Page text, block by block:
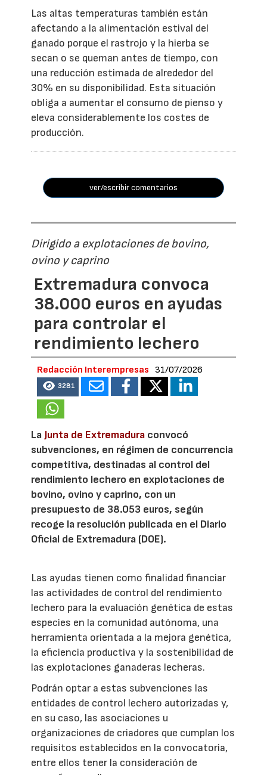
Las altas temperaturas también están
afectando a la alimentación estival del
ganado porque el rastrojo y la hierba se
secan o se queman antes de tiempo, con
una reducción estimada de alrededor del
30% en su disponibilidad. Esta situación
obliga a aumentar el consumo de pienso y
eleva considerablemente los costes de
producción.
ver/escribir comentarios
Dirigido a explotaciones de bovino,
ovino y caprino
Extremadura convoca
38.000 euros en ayudas
para controlar el
rendimiento lechero
Redacción Interempresas 31/07/2026
3281
La Junta de Extremadura convocó
subvenciones, en régimen de concurrencia
competitiva, destinadas al control del
rendimiento lechero en explotaciones de
bovino, ovino y caprino, con un
presupuesto de 38.053 euros, según
recoge la resolución publicada en el Diario
Oficial de Extremadura (DOE).
Las ayudas tienen como finalidad financiar
las actividades de control del rendimiento
lechero para la evaluación genética de estas
especies en la comunidad autónoma, una
herramienta orientada a la mejora genética,
la eficiencia productiva y la sostenibilidad de
las explotaciones ganaderas lecheras.
Podrán optar a estas subvenciones las
entidades de control lechero autorizadas y,
en su caso, las asociaciones u
organizaciones de criadores que cumplan los
requisitos establecidos en la convocatoria,
entre ellos tener la consideración de